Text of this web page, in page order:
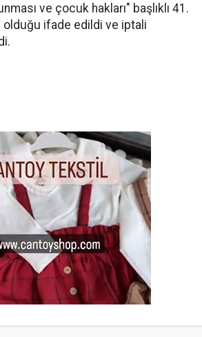
ve çocuk hakları" başlıklı 41.
olduğu ifade edildi ve iptali